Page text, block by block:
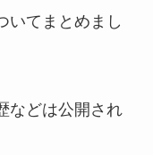
いてまとめまし
などは公開され